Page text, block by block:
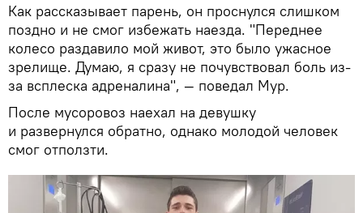
Как рассказывает парень, он проснулся слишком
поздно и не смог избежать наезда. "Переднее
колесо раздавило мой живот, это было ужасное
зрелище. Думаю, я сразу не почувствовал боль из-
за всплеска адреналина", — поведал Мур.
После мусоровоз наехал на девушку
и развернулся обратно, однако молодой человек
смог отползти.